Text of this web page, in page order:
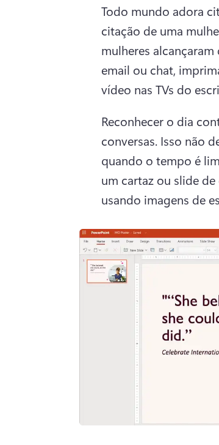
Todo mundo adora
citação de uma
mulheres
email ou chat,
vídeo nas TVs do
Reconhecer o dia
conversas. Isso não
quando o tempo é
um cartaz ou slide de
usando imagens de